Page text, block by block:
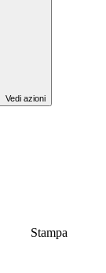
Vedi azioni
Stampa